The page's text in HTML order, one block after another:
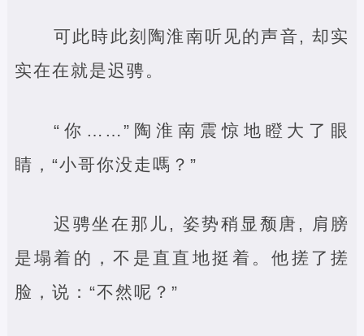
可此時此刻陶淮南听见的声音, 却实
实在在就是迟骋。
“你……”陶淮南震惊地瞪大了眼
睛，“小哥你没走嗎？”
迟骋坐在那儿, 姿势稍显颓唐, 肩膀
是塌着的，不是直直地挺着。他搓了搓
脸，说：“不然呢？”